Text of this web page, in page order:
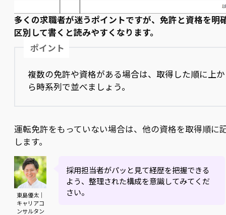
多くの求職者が迷うポイントですが、免許と資格を明
区別して書くと読みやすくなります。
ポイント
複数の免許や資格がある場合は、取得した順に上か
ら時系列で並べましょう。
運転免許をもっていない場合は、他の資格を取得順に
します。
東島優太｜
キャリアコ
ンサルタン
採用担当者がパッと見て経歴を把握できる
よう、整理された構成を意識してみてくだ
さい。